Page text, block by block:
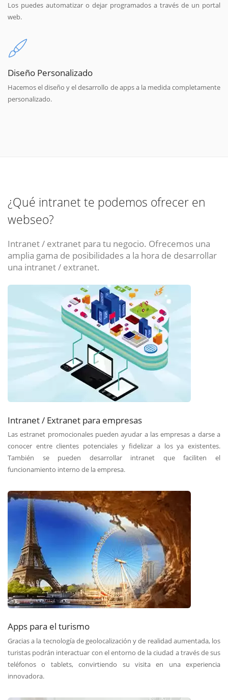
Los puedes automatizar o dejar programados a través de un portal
web.
Diseño Personalizado
Hacemos el diseño y el desarrollo de apps a la medida completamente
personalizado.
¿Qué intranet te podemos ofrecer en
webseo?
Intranet / extranet para tu negocio. Ofrecemos una
amplia gama de posibilidades a la hora de desarrollar
una intranet / extranet.
Intranet / Extranet para empresas
Las estranet promocionales pueden ayudar a las empresas a darse a
conocer entre clientes potenciales y fidelizar a los ya existentes.
También se pueden desarrollar intranet que faciliten el
funcionamiento interno de la empresa.
Apps para el turismo
Gracias a la tecnología de geolocalización y de realidad aumentada, los
turistas podrán interactuar con el entorno de la ciudad a través de sus
teléfonos o tablets, convirtiendo su visita en una experiencia
innovadora.